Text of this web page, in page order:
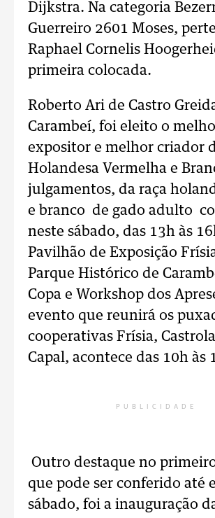
Dijkstra. Na categoria
Guerreiro 2601 Moses,
Raphael Cornelis
primeira colocada.
Roberto Ari de Castro
Carambeí, foi eleito o
expositor e melhor criador
Holandesa Vermelha e
julgamentos, da raça
e branco de gado adulto
neste sábado, das 13h às
Pavilhão de Exposição
Parque Histórico de
Copa e Workshop dos
evento que reunirá os
cooperativas Frísia,
Capal, acontece das 10h às
PUBLICIDADE
Outro destaque no
que pode ser conferido até
sábado, foi a inauguração